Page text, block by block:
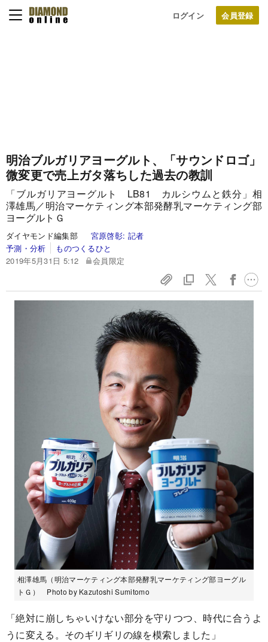
ログイン
明治ブルガリアヨーグルト、「サウンドロゴ」
微変更で売上ガタ落ちした過去の教訓
「ブルガリアヨーグルト LB81 カルシウムと鉄分」相
澤雄馬／明治マーケティング本部発酵乳マーケティング部
ヨーグルトＧ
ダイヤモンド編集部 宮原啓彰: 記者
予測・分析
ものつくるひと
2019年5月31日 5:12
会員限定
相澤雄馬（明治マーケティング本部発酵乳マーケティング部ヨーグル
トＧ） Photo by Kazutoshi Sumitomo
「絶対に崩しちゃいけない部分を守りつつ、時代に合うよ
うに変える。そのギリギリの線を模索しました」